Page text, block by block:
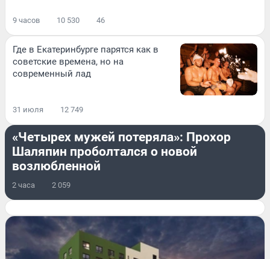
9 часов 10 530 46
Где в Екатеринбурге парятся как в
советские времена, но на
современный лад
31 июля 12 749
«Четырех мужей потеряла»: Прохор
Шаляпин проболтался о новой
возлюбленной
2 часа 2 059